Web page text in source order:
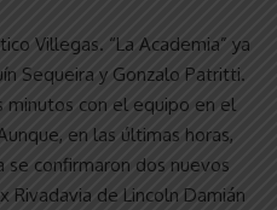
Villegas. “La Academia” ya
Sequeira y Gonzalo Patritti.
minutos con el equipo en el
en las últimas horas,
se confirmaron dos nuevos
Rivadavia de Lincoln Damián